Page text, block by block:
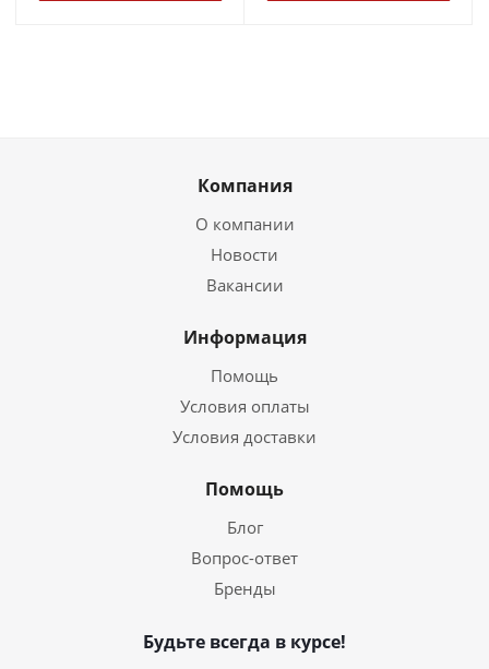
Компания
О компании
Новости
Вакансии
Информация
Помощь
Условия оплаты
Условия доставки
Помощь
Блог
Вопрос-ответ
Бренды
Будьте всегда в курсе!